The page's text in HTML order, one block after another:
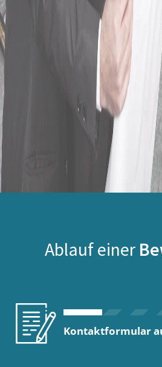
Ablauf einer
Kontaktformular